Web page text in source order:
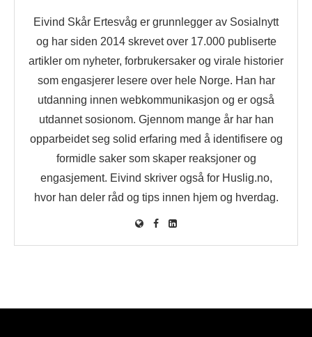
Eivind Skår Ertesvåg er grunnlegger av Sosialnytt
og har siden 2014 skrevet over 17.000 publiserte
artikler om nyheter, forbrukersaker og virale historier
som engasjerer lesere over hele Norge. Han har
utdanning innen webkommunikasjon og er også
utdannet sosionom. Gjennom mange år har han
opparbeidet seg solid erfaring med å identifisere og
formidle saker som skaper reaksjoner og
engasjement. Eivind skriver også for Huslig.no,
hvor han deler råd og tips innen hjem og hverdag.